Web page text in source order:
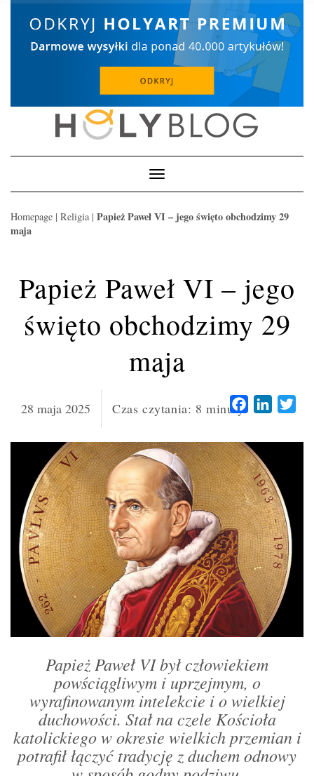
Toggle
Navigation
Homepage | Religia | Papież Paweł VI – jego święto obchodzimy 29
maja
Papież Paweł VI – jego
święto obchodzimy 29
maja
28 maja 2025 Czas czytania: 8 minuty Facebook
Papież Paweł VI był człowiekiem
powściągliwym i uprzejmym, o
wyrafinowanym intelekcie i o wielkiej
duchowości. Stał na czele Kościoła
katolickiego w okresie wielkich przemian i
potrafił łączyć tradycję z duchem odnowy